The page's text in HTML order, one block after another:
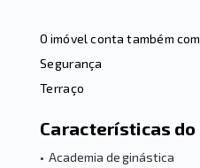
O imóvel conta também
Segurança
Terraço
Características do
• Academia de ginástica